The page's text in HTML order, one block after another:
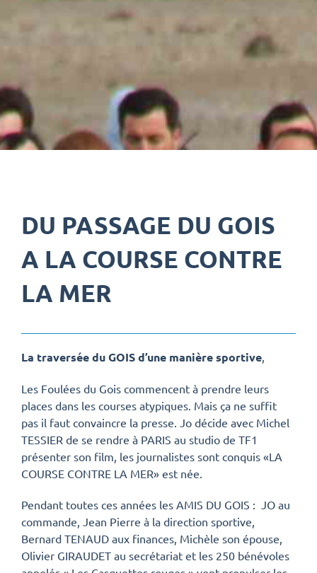
DU PASSAGE DU GOIS
A LA COURSE CONTRE
LA MER
La traversée du GOIS d’une manière sportive,
Les Foulées du Gois commencent à prendre leurs
places dans les courses atypiques. Mais ça ne suffit
pas il faut convaincre la presse. Jo décide avec Michel
TESSIER de se rendre à PARIS au studio de TF1
présenter son film, les journalistes sont conquis «LA
COURSE CONTRE LA MER» est née.
Pendant toutes ces années les AMIS DU GOIS : JO au
commande, Jean Pierre à la direction sportive,
Bernard TENAUD aux finances, Michèle son épouse,
Olivier GIRAUDET au secrétariat et les 250 bénévoles